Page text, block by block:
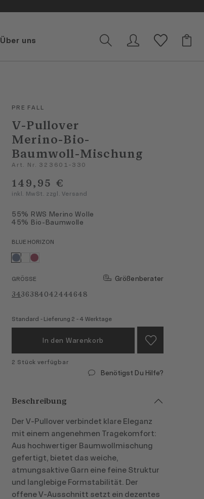
Über uns
PRE FALL
V-Pullover
Merino-Bio-
Baumwoll-Mischung
Art. Nr. 323601-330
149,95 €
inkl. MwSt. zzgl. Versand
55% RWS Merino Wolle
45% Bio-Baumwolle
BLUE HORIZON
GRÖSSE
Größenberater
3436384042444648
Standard - Lieferung 2 - 4 Werktage
In den Warenkorb
2 Stück verfügbar
Benötigst Du Hilfe?
Beschreibung
Der V-Pullover verbindet klare Eleganz
mit einem angenehmen Tragekomfort:
Aus hochwertiger Baumwollmischung
gefertigt, bietet das weiche,
atmungsaktive Garn eine feine Struktur
und langlebige Formstabilität. Der
offene V-Ausschnitt setzt ein dezentes